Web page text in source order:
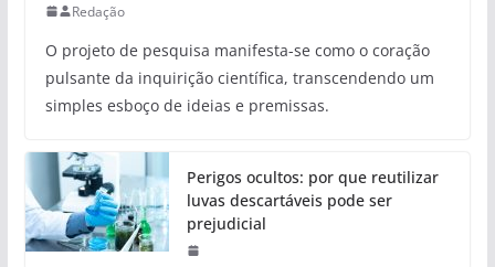
Redação
O projeto de pesquisa manifesta-se como o coração
pulsante da inquirição científica, transcendendo um
simples esboço de ideias e premissas.
Perigos ocultos: por que reutilizar
luvas descartáveis pode ser
prejudicial